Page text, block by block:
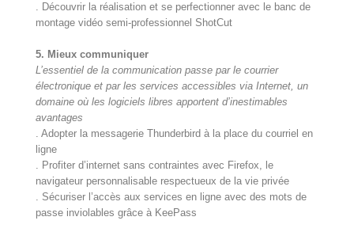
. Découvrir la réalisation et se perfectionner avec le banc de
montage vidéo semi-professionnel ShotCut
5. Mieux communiquer
L’essentiel de la communication passe par le courrier
électronique et par les services accessibles via Internet, un
domaine où les logiciels libres apportent d’inestimables
avantages
. Adopter la messagerie Thunderbird à la place du courriel en
ligne
. Profiter d’internet sans contraintes avec Firefox, le
navigateur personnalisable respectueux de la vie privée
. Sécuriser l’accès aux services en ligne avec des mots de
passe inviolables grâce à KeePass